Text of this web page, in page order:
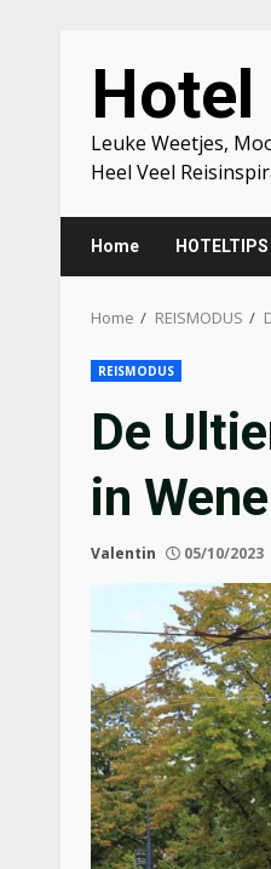
content
Hotel
Leuke Weetjes,
Heel Veel
Home HOTELTIPS
Home REISMODUS
REISMODUS
De
in
Valentin 05/10/2023